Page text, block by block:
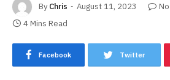
By Chris August 11, 2023
4 Mins Read
Facebook Twitter